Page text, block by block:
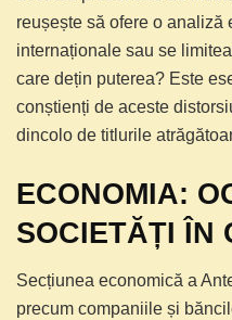
reușește să ofere o analiză
internaționale sau se
care dețin puterea? Este
conștienți de aceste
dincolo de titlurile
ECONOMIA:
SOCIETĂȚI ÎN
Secțiunea economică a
precum companiile și